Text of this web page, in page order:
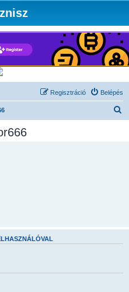
Belépés
Regisztráció